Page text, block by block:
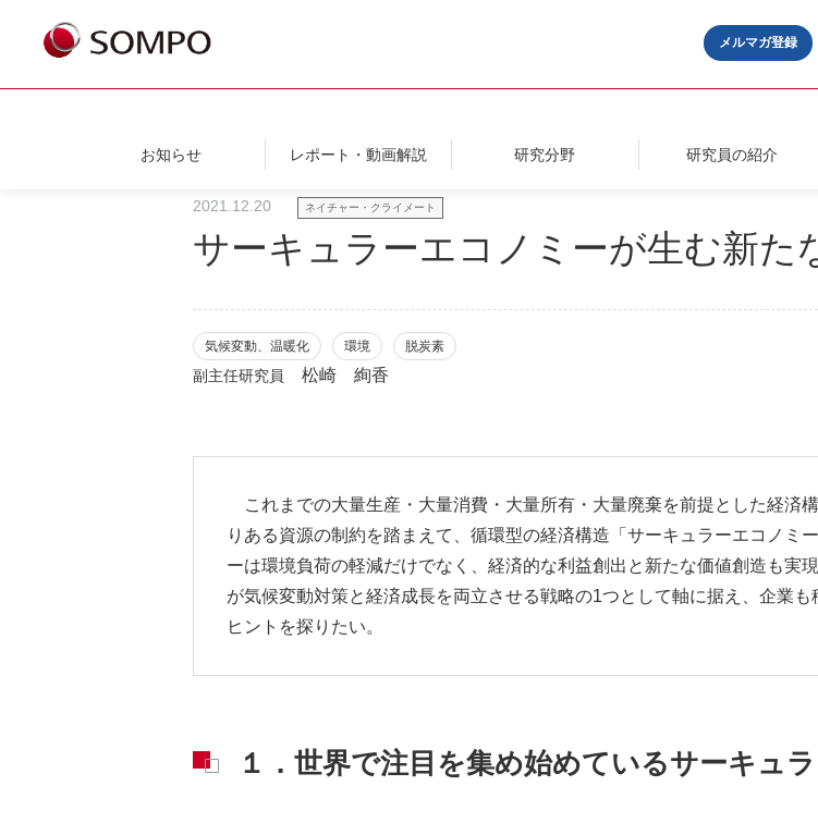
メルマガ登録
お知らせ レポート・動画解説 研究分野 研究員の紹介
2021.12.20 ネイチャー・クライメート
サーキュラーエコノミーが生む新た
気候変動、温暖化 環境 脱炭素
副主任研究員 松崎 絢香
これまでの大量生産・大量消費・大量所有・大量廃棄を前提とした経済
りある資源の制約を踏まえて、循環型の経済構造「サーキュラーエコノミ
ーは環境負荷の軽減だけでなく、経済的な利益創出と新たな価値創造も実
が気候変動対策と経済成長を両立させる戦略の1つとして軸に据え、企業
ヒントを探りたい。
１．世界で注目を集め始めているサーキュ